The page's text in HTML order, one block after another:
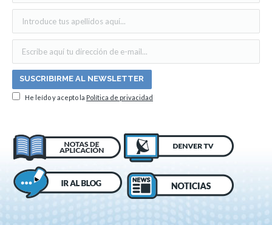
He leído y acepto la Política de privacidad